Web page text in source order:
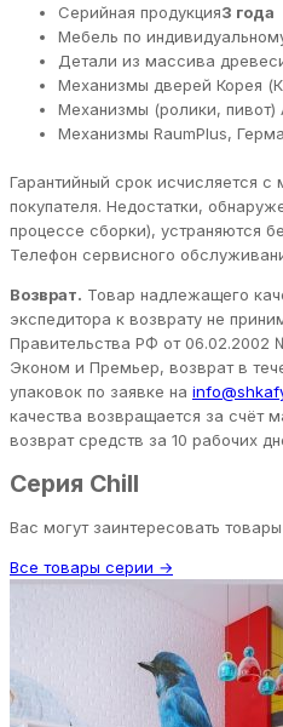
Серийная продукция3 года
Мебель по
Детали из массива
Механизмы дверей Корея
Механизмы (ролики, пивот)
Механизмы RaumPlus,
Гарантийный срок исчисляется
покупателя. Недостатки,
процессе сборки), устраняются
Телефон сервисного
Возврат. Товар надлежащего
экспедитора к возврату не
Правительства РФ от 06.02.2002
Эконом и Премьер, возврат в
упаковок по заявке на
качества возвращается за счёт
возврат средств за 10 рабочих
Серия Chill
Вас могут заинтересовать
Все товары серии →